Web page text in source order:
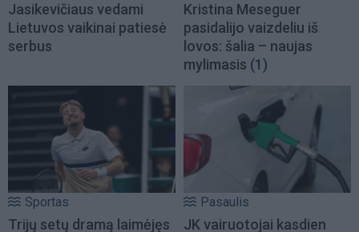
Jasikevičiaus vedami
Lietuvos vaikinai patiesė
serbus
Kristina Meseguer
pasidalijo vaizdeliu iš
lovos: šalia – naujas
mylimasis (1)
Sportas
Trijų setų dramą laimėjęs
Pasaulis
JK vairuotojai kasdien